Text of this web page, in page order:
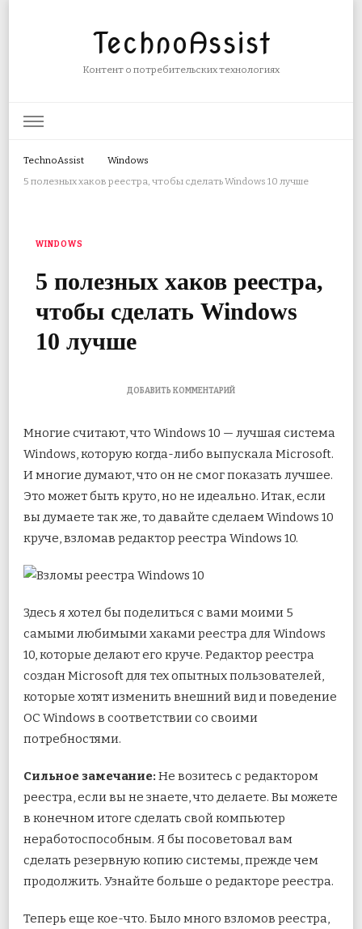
TechnoAssist
Контент о потребительских технологиях
TechnoAssist
Windows
5 полезных хаков реестра, чтобы сделать Windows 10 лучше
WINDOWS
5 полезных хаков реестра,
чтобы сделать Windows
10 лучше
ДОБАВИТЬ КОММЕНТАРИЙК
ПОЛЕЗНЫХ
РЕЕСТРА,
ЧТОБЫ
WINDOWS
10
Многие считают, что Windows 10 — лучшая система
Windows, которую когда-либо выпускала Microsoft.
И многие думают, что он не смог показать лучшее.
Это может быть круто, но не идеально. Итак, если
вы думаете так же, то давайте сделаемWindows 10
круче, взломав редактор реестра Windows 10.
Здесь я хотел бы поделиться с вами моими 5
самыми любимыми хаками реестра для Windows
10, которые делают его круче. Редактор реестра
создан Microsoft для тех опытных пользователей,
которые хотят изменить внешний вид и поведение
ОС Windows в соответствии со своими
потребностями.
Сильное замечание: Не возитесь с редактором
реестра, если вы не знаете, что делаете. Вы можете
в конечном итоге сделать свой компьютер
неработоспособным. Я бы посоветовал вам
сделать резервную копию системы, прежде чем
продолжить. Узнайте больше о редакторе реестра.
Теперь еще кое-что. Было много взломов реестра,